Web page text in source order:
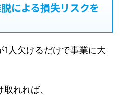
による損失リスクを
人欠けるだけで事業に大
れれば、